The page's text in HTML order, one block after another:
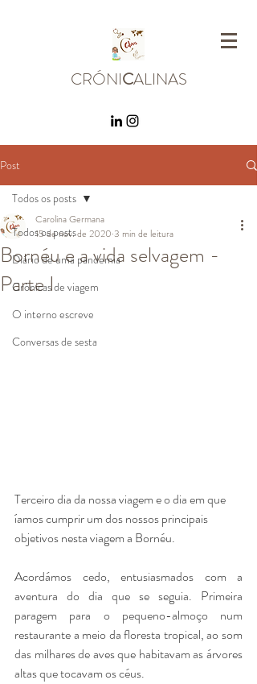
CRÓNICALINAS
Post
Todos os posts
Diário de uma pandemia
Crónicas de viagem
O interno escreve
Conversas de sesta
Todos os posts
Bornéu e a vida selvagem -
Parte I
Carolina Germana
15 de nov. de 2020 3 min de leitura
Terceiro dia da nossa viagem e o dia em que
íamos cumprir um dos nossos principais
objetivos nesta viagem a Bornéu.
Acordámos cedo, entusiasmados com a
aventura do dia que se seguia. Primeira
paragem para o pequeno-almoço num
restaurante a meio da floresta tropical, ao som
das milhares de aves que habitavam as árvores
altas que tocavam os céus.